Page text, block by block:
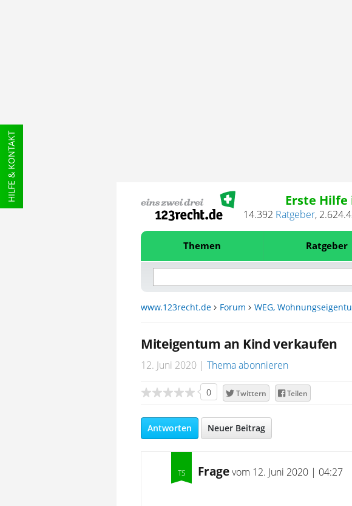
HILFE & KONTAKT Erste Hilfe
14.392 Ratgeber,
Themen Ratgeber
www.123recht.de Forum WEG,
Miteigentum an Kind verkaufen
12. Juni 2020 Thema abonnieren
0 Twittern Teilen
Antworten Neuer Beitrag
Fragevom 12. Juni 2020 | 04:27